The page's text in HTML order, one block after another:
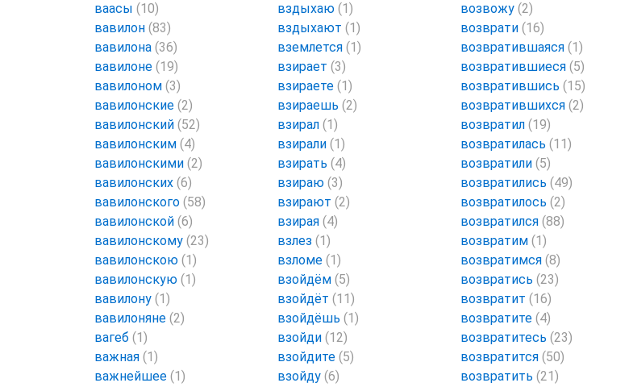
ваасы (10)
вавилон (83)
вавилона (36)
вавилоне (19)
вавилоном (3)
вавилонские (2)
вавилонский (52)
вавилонским (4)
вавилонскими (2)
вавилонских (6)
вавилонского (58)
вавилонской (6)
вавилонскому (23)
вавилонскою (1)
вавилонскую (1)
вавилону (1)
вавилоняне (2)
вагеб (1)
важная (1)
важнейшее (1)
вздыхаю (1)
вздыхают (1)
вземлется (1)
взирает (3)
взираете (1)
взираешь (2)
взирал (1)
взирали (1)
взирать (4)
взираю (3)
взирают (2)
взирая (4)
взлез (1)
взломе (1)
взойдём (5)
взойдёт (11)
взойдёшь (1)
взойди (12)
взойдите (5)
взойду (6)
возвожу (2)
возврати (16)
возвратившаяся (1)
возвратившиеся (5)
возвратившись (15)
возвратившихся (2)
возвратил (19)
возвратилась (11)
возвратили (5)
возвратились (49)
возвратилось (2)
возвратился (88)
возвратим (1)
возвратимся (8)
возвратись (23)
возвратит (16)
возвратите (4)
возвратитесь (23)
возвратится (50)
возвратить (21)